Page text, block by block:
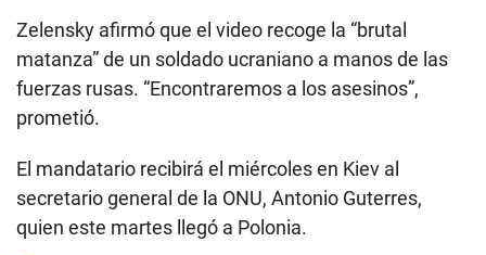
Zelensky afirmó que el video recoge la “brutal
matanza” de un soldado ucraniano a manos de las
fuerzas rusas. “Encontraremos a los asesinos”,
prometió.
El mandatario recibirá el miércoles en Kiev al
secretario general de la ONU, Antonio Guterres,
quien este martes llegó a Polonia.